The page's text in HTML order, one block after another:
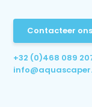
Contacteer ons
+32 (0)468 089